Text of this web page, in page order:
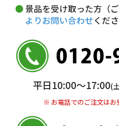
銀行振込(
普通 7263489
＜口座名＞ カ
※ 振込み手数料
景品を受け取った方（
よりお問い合わせくださ
平日10:00〜17:00(
※ お電話でのご注文はお